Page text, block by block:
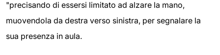
"precisando di essersi limitato ad alzare la mano,
muovendola da destra verso sinistra, per segnalare la
sua presenza in aula.